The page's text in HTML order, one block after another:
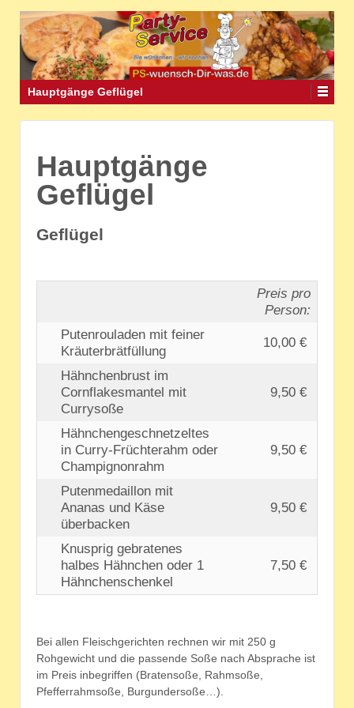
Hauptgänge Geflügel
Hauptgänge
Geflügel
Geflügel
Preis pro
Person:
Putenrouladen mit feiner
Kräuterbrätfüllung
10,00 €
Hähnchenbrust im
Cornflakesmantel mit
Currysoße
9,50 €
Hähnchengeschnetzeltes
in Curry-Früchterahm oder
Champignonrahm
9,50 €
Putenmedaillon mit
Ananas und Käse
überbacken
9,50 €
Knusprig gebratenes
halbes Hähnchen oder 1
Hähnchenschenkel
7,50 €
Bei allen Fleischgerichten rechnen wir mit 250 g
Rohgewicht und die passende Soße nach Absprache ist
im Preis inbegriffen (Bratensoße, Rahmsoße,
Pfefferrahmsoße, Burgundersoße…).